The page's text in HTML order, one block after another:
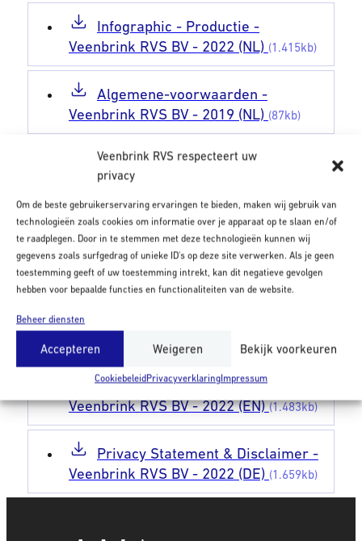
Veenbrink RVS respecteert uw
privacy
Om de beste gebruikerservaring ervaringen te bieden, maken wij gebruik van
technologieën zoals cookies om informatie over je apparaat op te slaan en/of
te raadplegen. Door in te stemmen met deze technologieën kunnen wij
gegevens zoals surfgedrag of unieke ID's op deze site verwerken. Als je geen
toestemming geeft of uw toestemming intrekt, kan dit negatieve gevolgen
hebben voor bepaalde functies en functionaliteiten van de website.
Beheer diensten
Accepteren Weigeren Bekijk voorkeuren
CookiebeleidPrivacyverklaringImpressum
Infographic - Productie -
Veenbrink RVS BV - 2022 (NL) (1.415kb)
Algemene-voorwaarden -
Veenbrink RVS BV - 2019 (NL) (87kb)
Terms-and-conditions - Veenbrink
RVS BV - 2019 (EN)
Allgemeine-
geschaftsbedingungen - Veenbrink
RVS BV - 2019 (DE)(109kb)
Privacy Statement & Disclaimer -
Veenbrink RVS BV - 2022 (EN)(1.483kb)
Privacy Statement & Disclaimer -
Veenbrink RVS BV - 2022 (DE) (1.659kb)